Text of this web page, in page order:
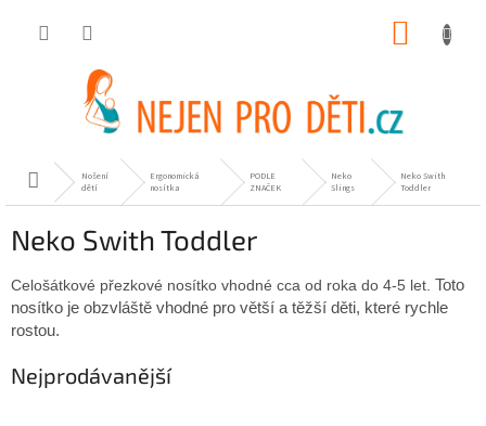
Domů
Nošení
dětí
Ergonomická
nosítka
PODLE
ZNAČEK
Neko
Slings
Neko Swith
Toddler
Neko Swith Toddler
Celošátkové přezkové nosítko vhodné cca od roka do 4-5 let. Toto
nosítko je obzvláště vhodné pro větší a těžší děti, které rychle
rostou.
Nejprodávanější